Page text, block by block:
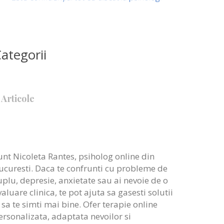
Articole
Nicoleta Rantes, psiholog online din
Daca te confrunti cu probleme de
depresie, anxietate sau ai nevoie de o
clinica, te pot ajuta sa gasesti solutii
te simti mai bine. Ofer terapie online
adaptata nevoilor si